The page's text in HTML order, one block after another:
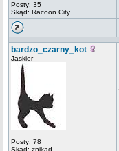
Posty: 35
Skąd: Racoon City
bardzo_czarny_kot
Jaskier
Posty: 78
Skąd: znikąd